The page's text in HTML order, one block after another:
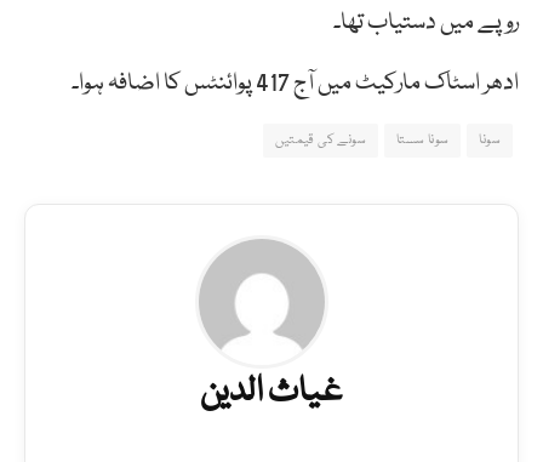
روپے میں دستیاب تھا۔
ادھر اسٹاک مارکیٹ میں آج 417 پوائنٹس کا اضافہ ہوا۔
سونا سونا سستا سونے کی قیمتیں
غیاث الدین